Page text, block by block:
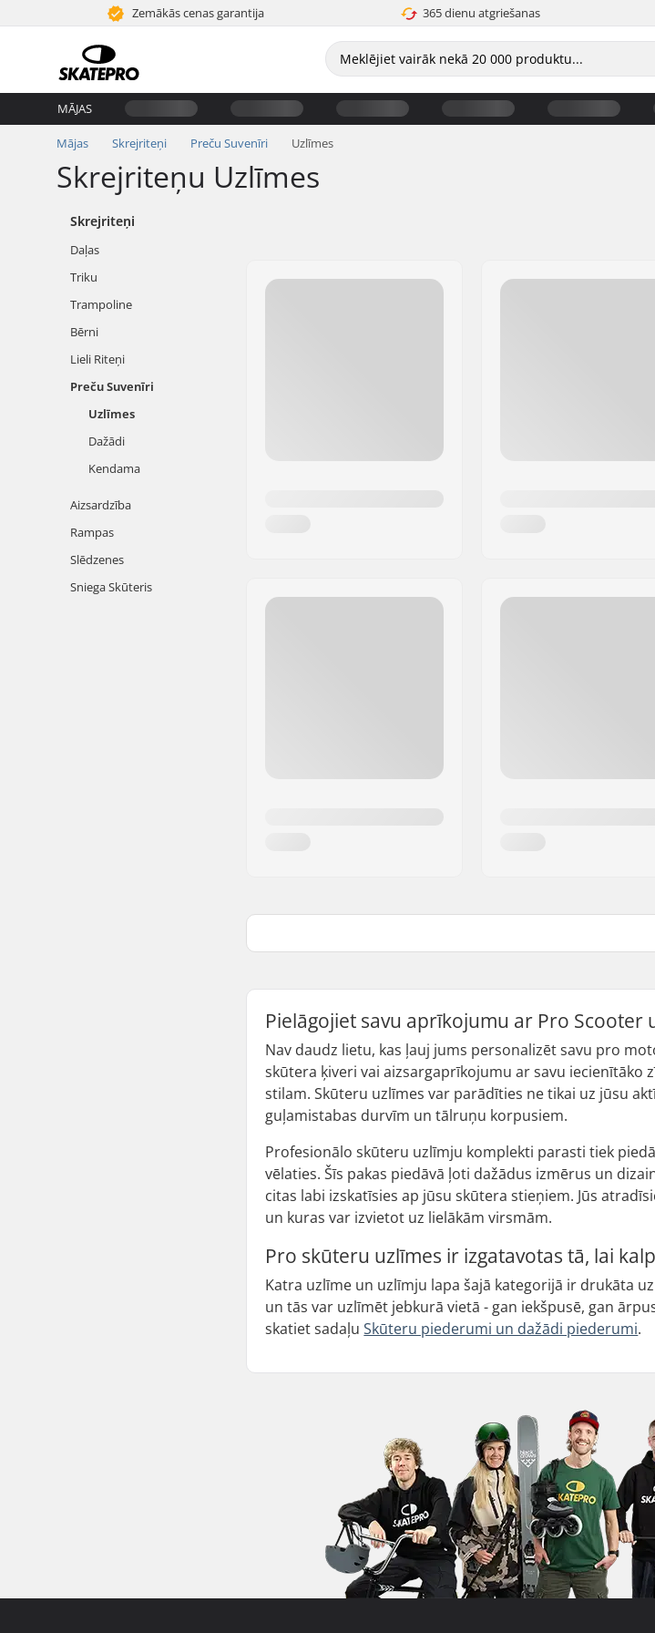
Zemākās cenas garantija 365 dienu atgriešanas
MĀJAS
Mājas Skrejriteņi Preču Suvenīri Uzlīmes
Skrejriteņu Uzlīmes
Skrejriteņi
Daļas
Triku
Trampoline
Bērni
Lieli Riteņi
Preču Suvenīri
Uzlīmes
Dažādi
Kendama
Aizsardzība
Rampas
Slēdzenes
Sniega Skūteris
Pielāgojiet savu aprīkojumu ar Pro Scooter
Nav daudz lietu, kas ļauj jums personalizēt savu pro
skūtera ķiveri vai aizsargaprīkojumu ar savu iecienītāko
stilam. Skūteru uzlīmes var parādīties ne tikai uz jūsu
guļamistabas durvīm un tālruņu korpusiem.
Profesionālo skūteru uzlīmju komplekti parasti tiek
vēlaties. Šīs pakas piedāvā ļoti dažādus izmērus un
citas labi izskatīsies ap jūsu skūtera stieņiem. Jūs
un kuras var izvietot uz lielākām virsmām.
Pro skūteru uzlīmes ir izgatavotas tā, lai
Katra uzlīme un uzlīmju lapa šajā kategorijā ir drukāta
un tās var uzlīmēt jebkurā vietā - gan iekšpusē, gan
skatiet sadaļuSkūteru piederumi un dažādi piederumi.